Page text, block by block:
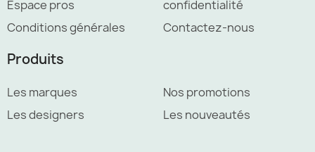
Espace pros
Conditions générales
confidentialité
Contactez-nous
Produits
Les marques
Les designers
Nos promotions
Les nouveautés